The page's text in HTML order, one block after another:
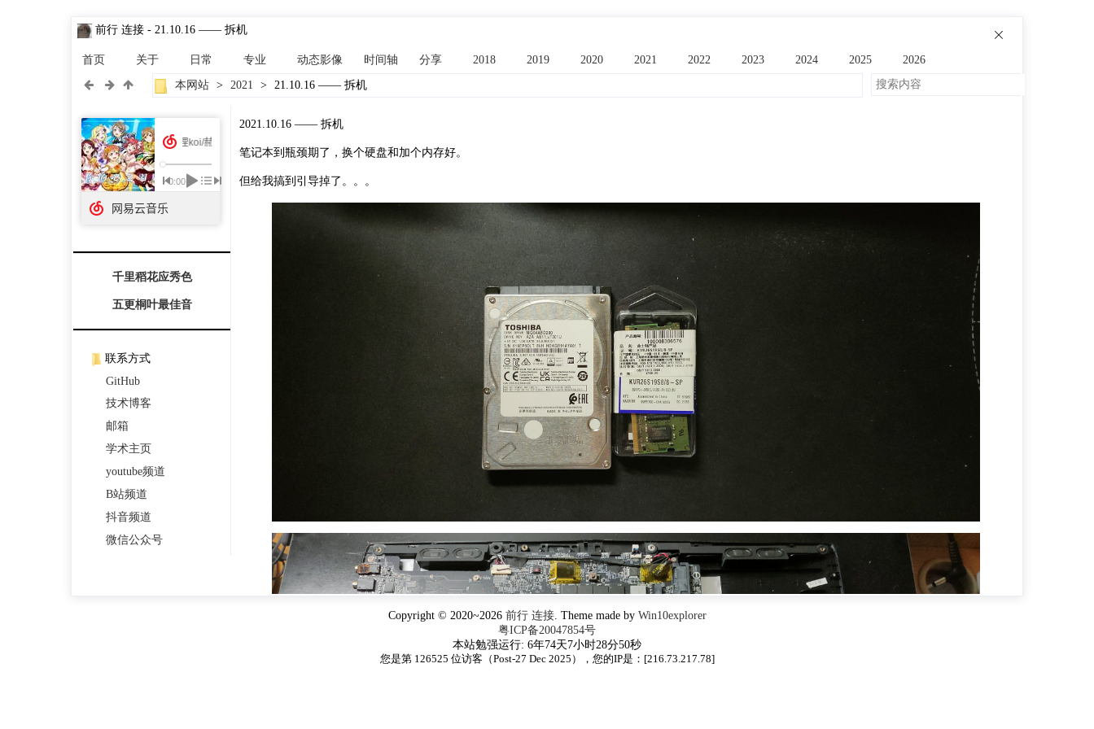
前行 连接 - 21.10.16 —— 拆机
首页 关于 日常 专业 动态影像 时间轴 分享 2018 2019 2020 2021 2022 2023 2024 2025 2026
本网站 > 2021 > 21.10.16 —— 拆机
千里稻花应秀色
五更桐叶最佳音
联系方式
GitHub
技术博客
邮箱
学术主页
youtube频道
B站频道
抖音频道
微信公众号
2021.10.16 —— 拆机
笔记本到瓶颈期了，换个硬盘和加个内存好。
但给我搞到引导掉了。。。
Copyright © 2020~2026 前行 连接. Theme made by Win10explorer
粤ICP备20047854号
本站勉强运行: 6年74天7小时28分50秒
您是第 126525 位访客（Post-27 Dec 2025），您的IP是：[216.73.217.78]